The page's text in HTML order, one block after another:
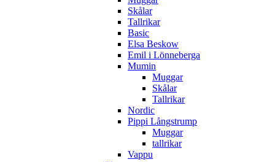
Skålar
Tallrikar
Basic
Elsa Beskow
Emil i Lönneberga
Mumin
Muggar
Skålar
Tallrikar
Nordic
Pippi Långstrump
Muggar
tallrikar
Vappu